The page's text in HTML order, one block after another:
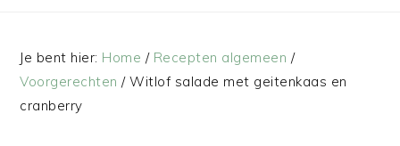
Je bent hier: Home / Recepten algemeen /
Voorgerechten /Witlof salade met geitenkaas en
cranberry